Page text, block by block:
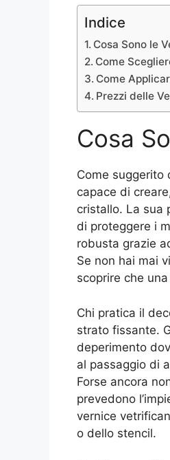
Indice
Cosa Sono le
Come
Come
Prezzi delle
Cosa
Come suggerito
capace di
cristallo. La sua
di proteggere i
robusta grazie
Se non hai mai
scoprire che
Chi pratica il
strato fissante.
deperimento
al passaggio di
Forse ancora
prevedono
vernice
o dello stencil.